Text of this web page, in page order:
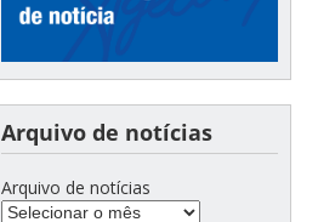
Arquivo de notícias
Arquivo de notícias